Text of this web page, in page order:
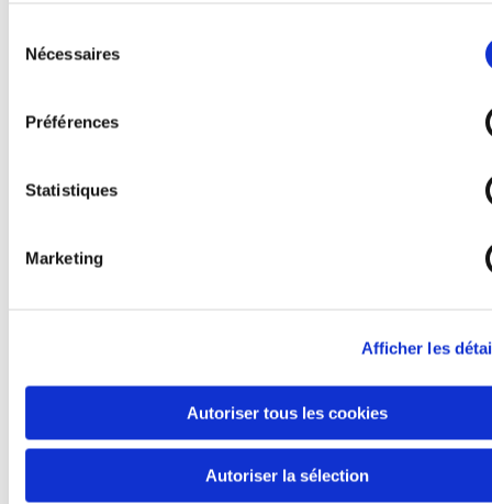
Nécessaires
Préférences
Statistiques
Marketing
Afficher les
Autoriser tous les cookies
Autoriser la sélection
Procès-verbal du 28 octobre 2021
Procès-verbal du 11 avril 2022
Procès-verbal du 6 juillet 2022